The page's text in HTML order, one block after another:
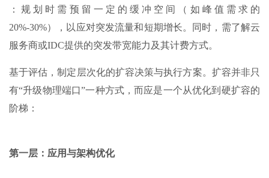
：规划时需预留一定的缓冲空间（如峰值需求的
20%-30%），以应对突发流量和短期增长。同时，需了解云
服务商或IDC提供的突发带宽能力及其计费方式。
基于评估，制定层次化的扩容决策与执行方案。扩容并非只
有“升级物理端口”一种方式，而应是一个从优化到硬扩容的
阶梯：
第一层：应用与架构优化